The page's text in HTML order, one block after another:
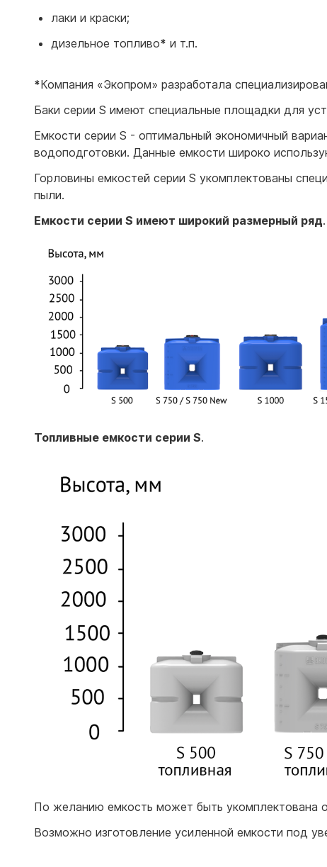
лаки и краски;
дизельное топливо* и т.п.
*Компания «Экопром» разработала
Баки серии S имеют специальные площадки для
Емкости серии S - оптимальный экономичный
водоподготовки. Данные емкости широко
Горловины емкостей серии S укомплектованы
пыли.
Емкости серии S имеют широкий размерный ряд.
Топливные емкости серии S.
По желанию емкость может быть укомплектована
Возможно изготовление усиленной емкости под